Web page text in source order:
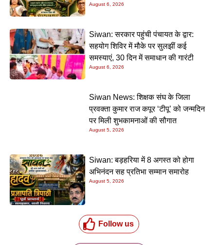
August 6, 2026
Siwan: सरकार पहुंची पंचायत के द्वार:
सहयोग शिविर में मौके पर सुलझीं कई
समस्याएं, 30 दिन में समाधान की गारंटी
August 6, 2026
Siwan News: शिक्षक संघ के जिला
प्रवक्ता कुमार राज कपूर ‘टीपू’ को जन्मदिन
पर मिली शुभकामनाओं की सौगात
August 5, 2026
Siwan: बड़हरिया में 8 अगस्त को होगा
अभिनंदन सह प्रतिभा सम्मान समारोह
August 5, 2026
Follow us